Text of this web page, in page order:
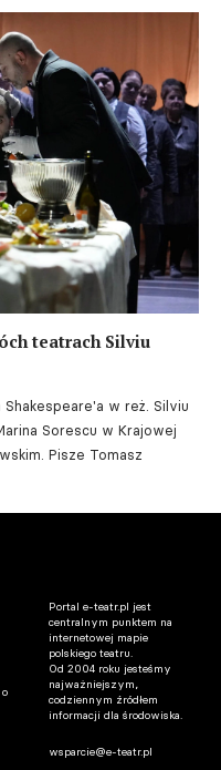
teatrach Silviu
Shakespeare'a w reż. Silviu
Sorescu w Krajowej
Pisze Tomasz
Portal e-teatr.pl jest
centralnym punktem na
internetowej mapie
polskiego teatru.
Od 2004 roku jesteśmy
najważniejszym,
codziennym źródłem
informacji dla środowiska.
wsparcie@e-teatr.pl